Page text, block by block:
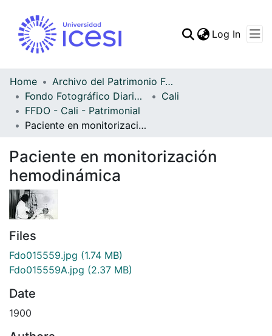
Statistics
Log In
Home
Archivo del Patrimonio Fotográfico y Fílmico del Valle del Cauca
Fondo Fotográfico Diario Occidente
Cali
FFDO - Cali - Patrimonial
Paciente en monitorización hemodinámica
Paciente en monitorización
hemodinámica
Files
Fdo015559.jpg (1.74 MB)
Fdo015559A.jpg (2.37 MB)
Date
1900